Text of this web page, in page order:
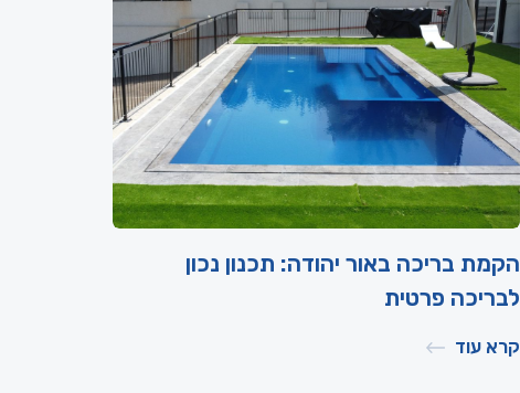
הקמת בריכה באור יהודה: תכנון נכון
לבריכה פרטית
קרא עוד